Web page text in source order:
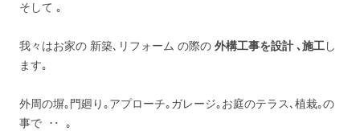
そして ｡
我々はお家の 新築､リフォーム の際の 外構工事を設計 ､施工し
ます｡
外周の塀｡門廻り｡アプローチ｡ガレージ｡お庭のテラス､植栽｡の
事で ‥ ｡